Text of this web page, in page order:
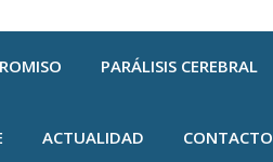
PARÁLISIS CEREBRAL
ACTUALIDAD CONTACTO